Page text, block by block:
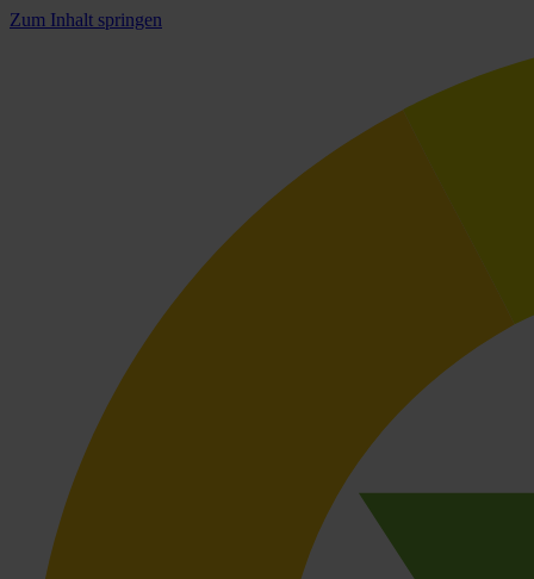
Zum Inhalt springen